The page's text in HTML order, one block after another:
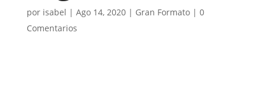
por isabel | Ago 14, 2020| Gran Formato| 0
Comentarios